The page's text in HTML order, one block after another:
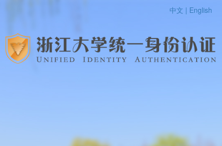
中文 | English